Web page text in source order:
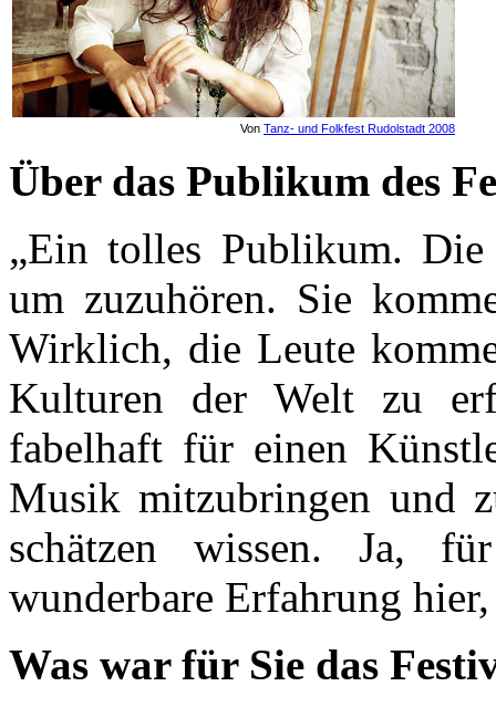
Von Tanz- und Folkfest Rudolstadt 2008
Über das Publikum des
„Ein tolles Publikum.
um zuzuhören. Sie
Wirklich, die Leute
Kulturen der Welt zu
fabelhaft für einen
Musik mitzubringen und
schätzen wissen. Ja,
wunderbare Erfahrung
Was war für Sie das